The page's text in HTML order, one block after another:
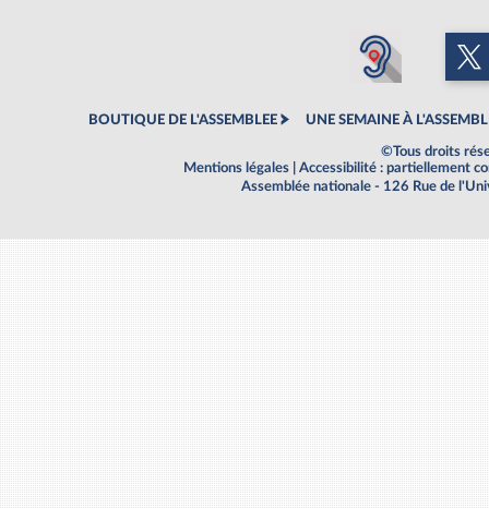
BOUTIQUE DE L'ASSEMBLEE UNE SEMAINE À
©Tous droits
Mentions légales
Accessibilité : partiellement
Assemblée nationale - 126 Rue de